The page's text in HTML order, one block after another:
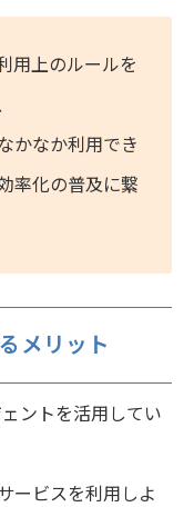
用上のルールを
かなか利用でき
率化の普及に繋
メリット
ントを活用してい
ービスを利用しよ